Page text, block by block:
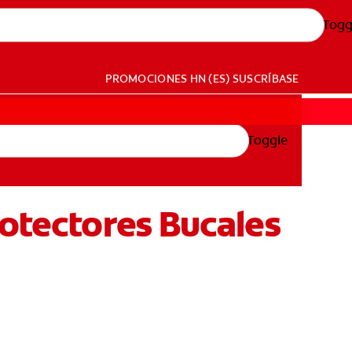
PROMOCIONES HN (ES) SUSCRÍBASE
Toggle
Bucales